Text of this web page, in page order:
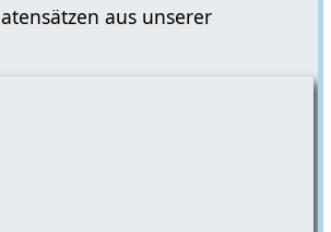
aus unserer